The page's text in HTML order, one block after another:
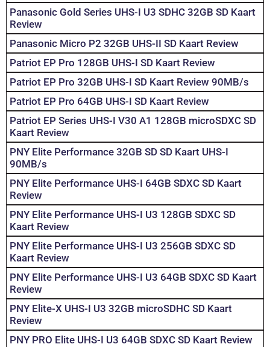
Panasonic Gold Series UHS-I U3 SDHC 32GB SD Kaart
Review
Panasonic Micro P2 32GB UHS-II SD Kaart Review
Patriot EP Pro 128GB UHS-I SD Kaart Review
Patriot EP Pro 32GB UHS-I SD Kaart Review 90MB/s
Patriot EP Pro 64GB UHS-I SD Kaart Review
Patriot EP Series UHS-I V30 A1 128GB microSDXC SD
Kaart Review
PNY Elite Performance 32GB SD SD Kaart UHS-I
90MB/s
PNY Elite Performance UHS-I 64GB SDXC SD Kaart
Review
PNY Elite Performance UHS-I U3 128GB SDXC SD
Kaart Review
PNY Elite Performance UHS-I U3 256GB SDXC SD
Kaart Review
PNY Elite Performance UHS-I U3 64GB SDXC SD Kaart
Review
PNY Elite-X UHS-I U3 32GB microSDHC SD Kaart
Review
PNY PRO Elite UHS-I U3 64GB SDXC SD Kaart Review